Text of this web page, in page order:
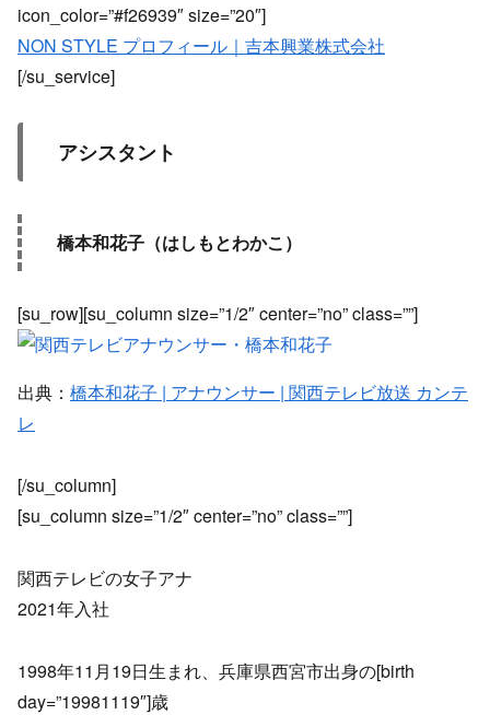
icon_color=”#f26939″ size=”20″]
NON STYLE プロフィール｜吉本興業株式会社
[/su_service]
アシスタント
橋本和花子（はしもとわかこ）
[su_row][su_column size=”1/2″ center=”no” class=””]
出典： 橋本和花子 | アナウンサー | 関西テレビ放送 カンテ
レ
[/su_column]
[su_column size=”1/2″ center=”no” class=””]
関西テレビの女子アナ
2021年入社
1998年11月19日生まれ、兵庫県西宮市出身の[birth
day=”19981119″]歳